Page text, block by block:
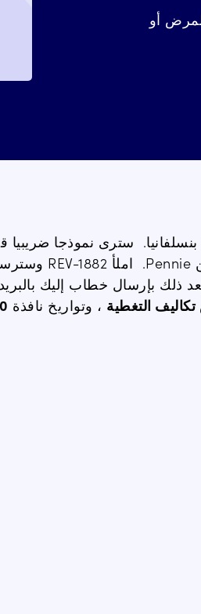
أو
. سترى نموذجا ضريبيا
Pennie
. املأ REV-1882
بإرسال خطاب إليك بالبريد
التغطية ، وتواريخ نافذة